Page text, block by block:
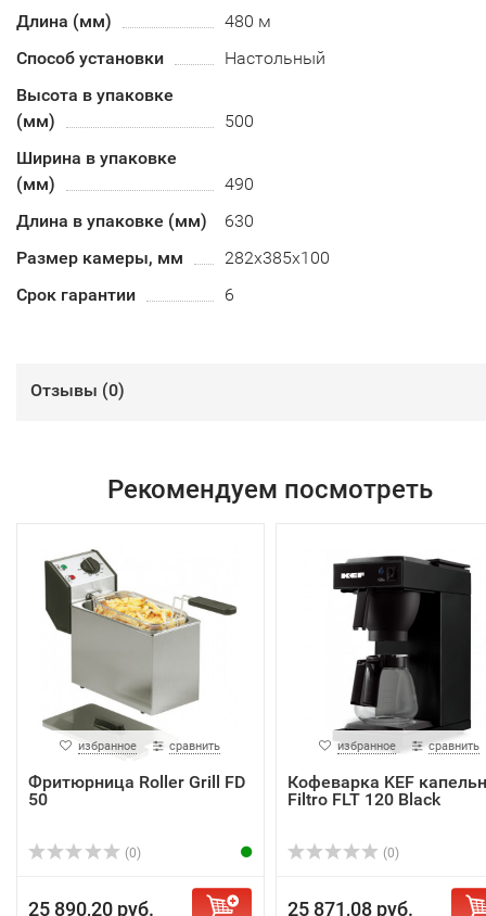
Длина (мм)
480 м
Способ установки
Настольный
Высота в упаковке
(мм)
500
Ширина в упаковке
(мм)
490
Длина в упаковке (мм)
630
Размер камеры, мм
282х385х100
Срок гарантии
6
Отзывы (0)
Рекомендуем посмотреть
избранное сравнить
Фритюрница Roller Grill FD
50
(0)
25 890,20 руб.
избранное сравнить
Кофеварка KEF
Filtro FLT 120 Black
(0)
25 871,08 руб.